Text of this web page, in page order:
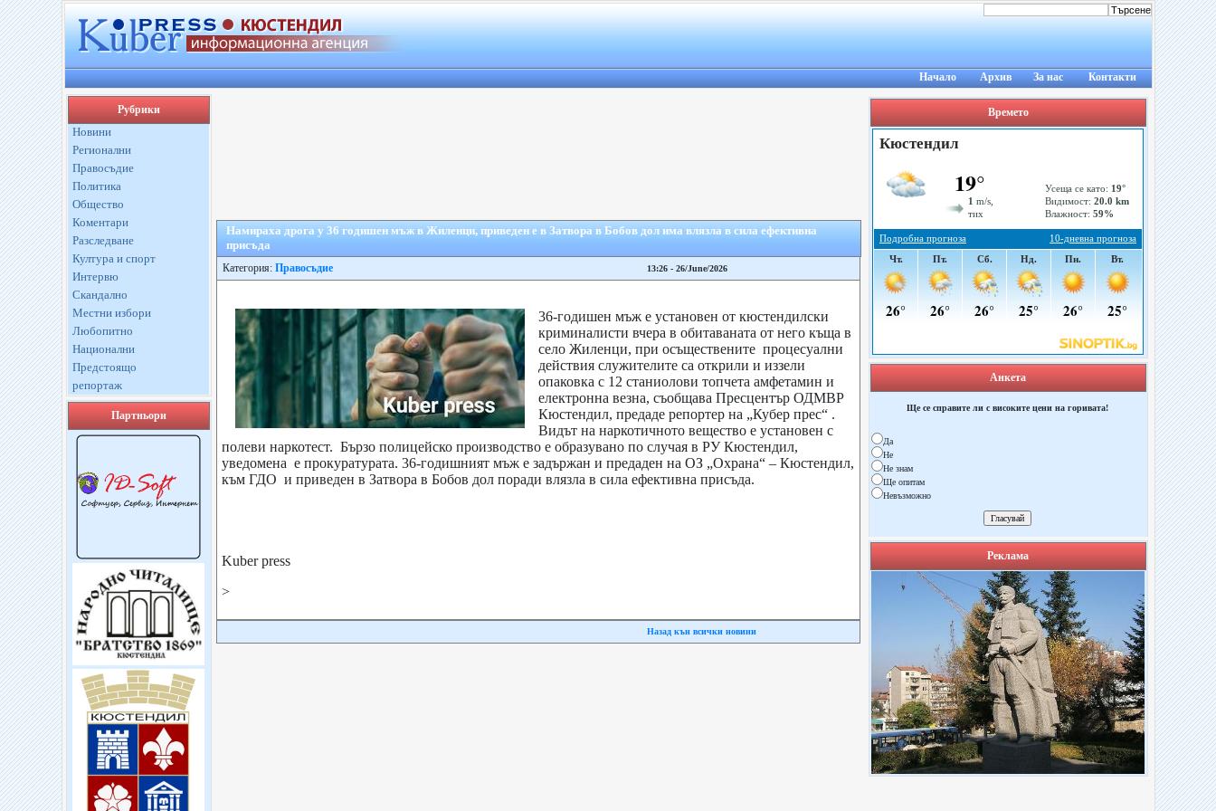
Начало Архив За нас Контакти
Рубрики
Новини
Регионални
Правосъдие
Политика
Общество
Коментари
Разследване
Култура и спорт
Интервю
Скандално
Местни избори
Любопитно
Национални
Предстоящо
репортаж
Партньори
Намираха дрога у 36 годишен мъж в Жиленци, приведен е в Затвора в Бобов дол има влязла в сила ефективна
присъда
Категория: Правосъдие 13:26 - 26/June/2026
36-годишен мъж е установен от кюстендилски
криминалисти вчера в обитаваната от него къща в
село Жиленци, при осъществените процесуални
действия служителите са открили и иззели
опаковка с 12 станиолови топчета амфетамин и
електронна везна, съобщава Пресцентър ОДМВР
Кюстендил, предаде репортер на „Кубер прес“ .
Видът на наркотичното вещество е установен с
полеви наркотест. Бързо полицейско производство е образувано по случая в РУ Кюстендил,
уведомена е прокуратурата. 36-годишният мъж е задържан и предаден на ОЗ „Охрана“ – Кюстендил,
към ГДО и приведен в Затвора в Бобов дол поради влязла в сила ефективна присъда.
Kuber press
>
Назад кън всички новини
Времето
Анкета
Ще се справите ли с високите цени на горивата!
Да
Не
Не знам
Ще опитам
Невъзможно
Реклама